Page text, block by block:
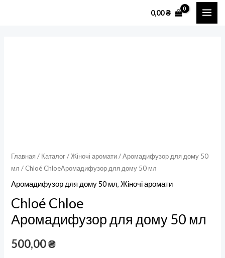
0,00₴
Главная / Каталог/Жіночі аромати/Аромадифузор для дому 50
мл / Chloé ChloeАромадифузор для дому 50 мл
Аромадифузор для дому 50 мл,Жіночі аромати
Chloé Chloe
Аромадифузор для дому 50 мл
500,00₴